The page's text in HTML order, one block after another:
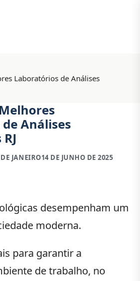
Laboratórios de Análises
Análises
JANEIRO14 DE JUNHO DE 2025
desempenham um
moderna.
para garantir a
de trabalho, no